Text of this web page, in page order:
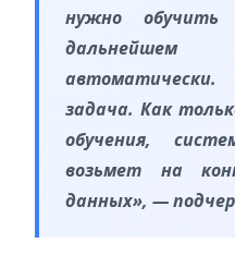
нужно
задача. Как
обучения,
возьмет на
данных», —